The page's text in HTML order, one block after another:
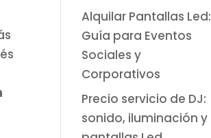
Alquilar Pantallas Led:
Guía para Eventos
Sociales y
Corporativos
Precio servicio de DJ:
sonido, iluminación y